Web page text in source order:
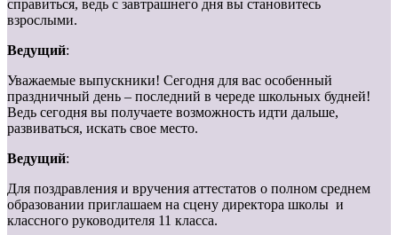
справиться, ведь с завтрашнего дня вы становитесь
взрослыми.
Ведущий:
Уважаемые выпускники! Сегодня для вас особенный
праздничный день – последний в череде школьных будней!
Ведь сегодня вы получаете возможность идти дальше,
развиваться, искать свое место.
Ведущий:
Для поздравления и вручения аттестатов о полном среднем
образовании приглашаем на сцену директора школы и
классного руководителя 11 класса.